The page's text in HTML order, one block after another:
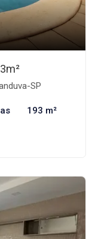
SP
193 m²